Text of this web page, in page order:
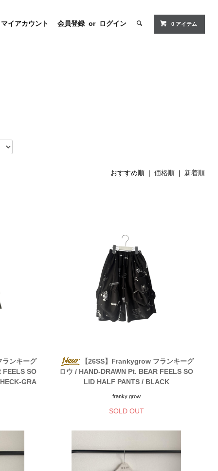
マイアカウント 会員登録 or ログイン 0 アイテム
おすすめ順 |価格順 | 新着順
ンキーグ
FEELS SO
GRA
【26SS】Frankygrow フランキーグ
ロウ / HAND-DRAWN Pt. BEAR FEELS SO
LID HALF PANTS / BLACK
franky grow
SOLD OUT